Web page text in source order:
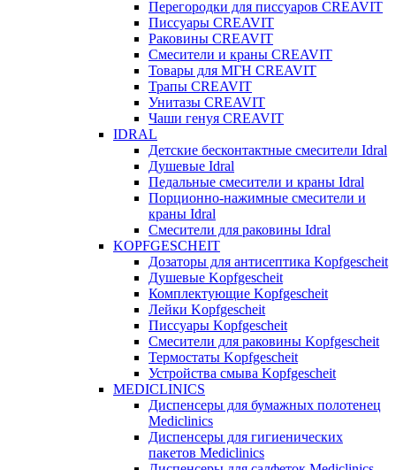
Перегородки для писсуаров CREAVIT
Писсуары CREAVIT
Раковины CREAVIT
Смесители и краны CREAVIT
Товары для МГН CREAVIT
Трапы CREAVIT
Унитазы CREAVIT
Чаши генуя CREAVIT
IDRAL
Детские бесконтактные смесители Idral
Душевые Idral
Педальные смесители и краны Idral
Порционно-нажимные смесители и
краны Idral
Смеcители для раковины Idral
KOPFGESCHEIT
Дозаторы для антисептика Kopfgescheit
Душевые Kopfgescheit
Комплектующие Kopfgescheit
Лейки Kopfgescheit
Писсуары Kopfgescheit
Смесители для раковины Kopfgescheit
Термостаты Kopfgescheit
Устройства смыва Kopfgescheit
MEDICLINICS
Диспенсеры для бумажных полотенец
Mediclinics
Диспенсеры для гигиенических
пакетов Mediclinics